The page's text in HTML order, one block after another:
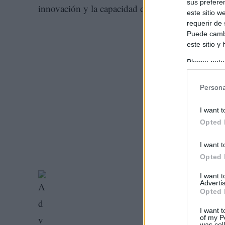
sus
este sitio
requerir de
Puede
este sitio y
Please
information
in below
I want
Opted
I want
Opted
I want
Opted
I want
of my
innovación y la capacidad de crecimiento del